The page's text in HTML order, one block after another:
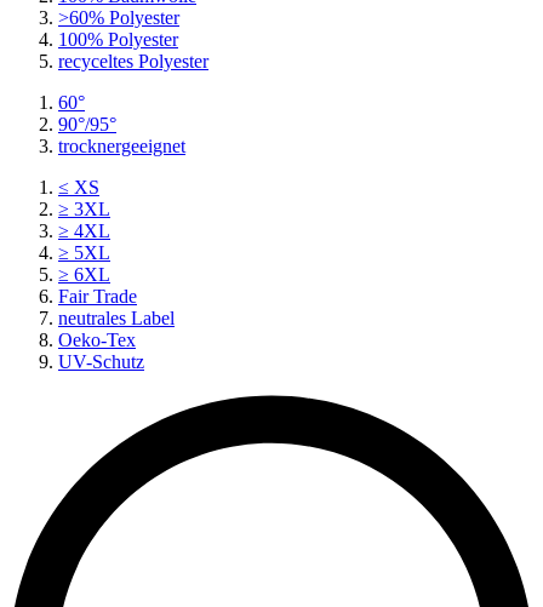
>60% Polyester
100% Polyester
recyceltes Polyester
60°
90°/95°
trocknergeeignet
≤ XS
≥ 3XL
≥ 4XL
≥ 5XL
≥ 6XL
Fair Trade
neutrales Label
Oeko-Tex
UV-Schutz